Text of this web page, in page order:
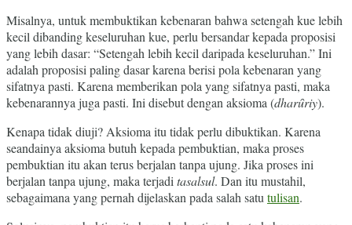
Misalnya, untuk membuktikan kebenaran bahwa setengah kue lebih
kecil dibanding keseluruhan kue, perlu bersandar kepada proposisi
yang lebih dasar: “Setengah lebih kecil daripada keseluruhan.” Ini
adalah proposisi paling dasar karena berisi pola kebenaran yang
sifatnya pasti. Karena memberikan pola yang sifatnya pasti, maka
kebenarannya juga pasti. Ini disebut dengan aksioma (dharȗriy).
Kenapa tidak diuji? Aksioma itu tidak perlu dibuktikan. Karena
seandainya aksioma butuh kepada pembuktian, maka proses
pembuktian itu akan terus berjalan tanpa ujung. Jika proses ini
berjalan tanpa ujung, maka terjadi tasalsul. Dan itu mustahil,
sebagaimana yang pernah dijelaskan pada salah satu tulisan.